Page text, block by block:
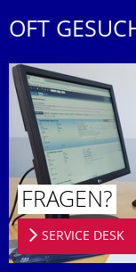
OFT
FRAGEN?
SERVICE DESK